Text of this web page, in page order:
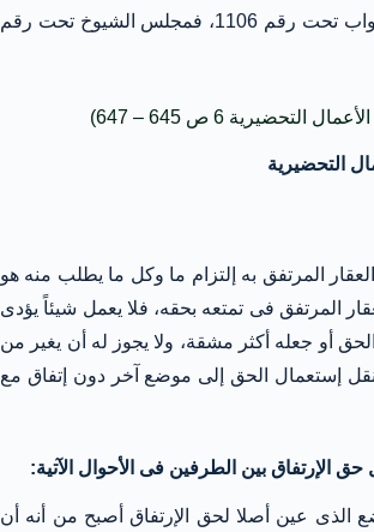
وافق عليه مجلس النواب تحت رقم 1106، فمجلس الشيوخ تحت رقم
التحضيرية 6 ص 645 – 647)
التحضيرية
المرتفق به إلتزام ما وكل ما يطلب منه هو
المرتفق فى تمتعه بحقه، فلا يعمل شيئاً يؤدى
أو جعله أكثر مشقة، ولا يجوز له أن يغير من
ينقل إستعمال الحق إلى موضع آخر دون إتفاق مع
الذى عين أصلا لحق الإرتفاق أصبح من أنه أن